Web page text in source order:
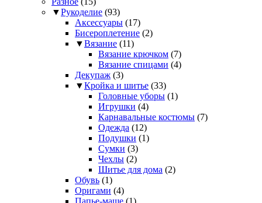
▼Рукоделие (93)
Аксессуары (17)
Бисероплетение (2)
▼Вязание (11)
Вязание крючком (7)
Вязание спицами (4)
Декупаж (3)
▼Кройка и шитье (33)
Головные уборы (1)
Игрушки (4)
Карнавальные костюмы (7)
Одежда (12)
Подушки (1)
Сумки (3)
Чехлы (2)
Шитье для дома (2)
Обувь (1)
Оригами (4)